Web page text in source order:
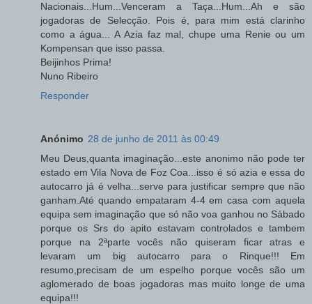
Nacionais...Hum...Venceram a Taça...Hum...Ah e são
jogadoras de Selecção. Pois é, para mim está clarinho
como a água... A Azia faz mal, chupe uma Renie ou um
Kompensan que isso passa.
Beijinhos Prima!
Nuno Ribeiro
Responder
Anónimo 28 de junho de 2011 às 00:49
Meu Deus,quanta imaginação...este anonimo não pode ter
estado em Vila Nova de Foz Coa...isso é só azia e essa do
autocarro já é velha...serve para justificar sempre que não
ganham.Até quando empataram 4-4 em casa com aquela
equipa sem imaginação que só não voa ganhou no Sábado
porque os Srs do apito estavam controlados e tambem
porque na 2ªparte vocês não quiseram ficar atras e
levaram um big autocarro para o Rinque!!! Em
resumo,precisam de um espelho porque vocês são um
aglomerado de boas jogadoras mas muito longe de uma
equipa!!!